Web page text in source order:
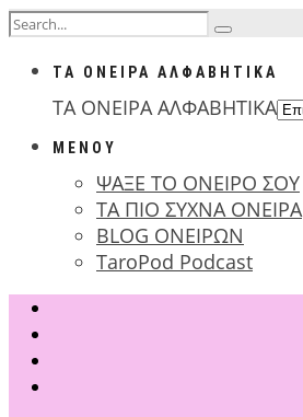
ΤΑ ΟΝΕΙΡΑ ΑΛΦΑΒΗΤΙΚΑ
ΤΑ ΟΝΕΙΡΑ ΑΛΦΑΒΗΤΙΚΑ
ΜΕΝΟΥ
ΨΑΞΕ ΤΟ ΟΝΕΙΡΟ ΣΟΥ
ΤΑ ΠΙΟ ΣΥΧΝΑ ΟΝΕΙΡΑ
BLOG ΟΝΕΙΡΩΝ
TaroPod Podcast